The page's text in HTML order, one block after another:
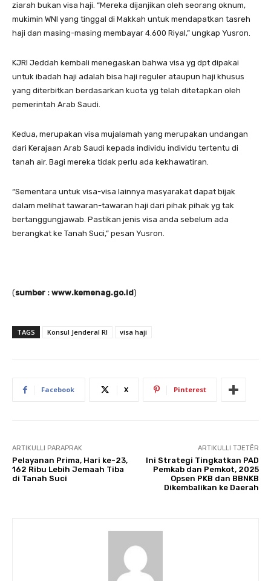
ziarah bukan visa haji. “Mereka dijanjikan oleh seorang oknum,
mukimin WNI yang tinggal di Makkah untuk mendapatkan tasreh
haji dan masing-masing membayar 4.600 Riyal,” ungkap Yusron.
KJRI Jeddah kembali menegaskan bahwa visa yg dpt dipakai
untuk ibadah haji adalah bisa haji reguler ataupun haji khusus
yang diterbitkan berdasarkan kuota yg telah ditetapkan oleh
pemerintah Arab Saudi.
Kedua, merupakan visa mujalamah yang merupakan undangan
dari Kerajaan Arab Saudi kepada individu individu tertentu di
tanah air. Bagi mereka tidak perlu ada kekhawatiran.
“Sementara untuk visa-visa lainnya masyarakat dapat bijak
dalam melihat tawaran-tawaran haji dari pihak pihak yg tak
bertanggungjawab. Pastikan jenis visa anda sebelum ada
berangkat ke Tanah Suci,” pesan Yusron.
(sumber : www.kemenag.go.id)
TAGS Konsul Jenderal RI visa haji
Facebook X Pinterest
ARTIKULLI PARAPRAK
Pelayanan Prima, Hari ke-23,
162 Ribu Lebih Jemaah Tiba
di Tanah Suci
ARTIKULLI TJETËR
Ini Strategi Tingkatkan PAD
Pemkab dan Pemkot, 2025
Opsen PKB dan BBNKB
Dikembalikan ke Daerah